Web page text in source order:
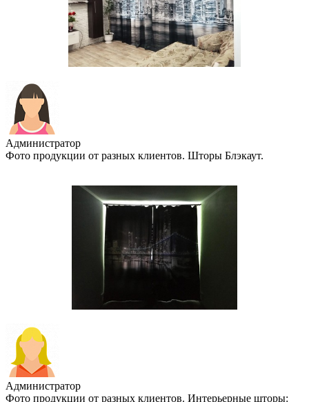
Администратор
Фото продукции от разных клиентов. Шторы Блэкаут.
Администратор
Фото продукции от разных клиентов. Интерьерные шторы: